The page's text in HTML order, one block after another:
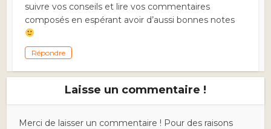
suivre vos conseils et lire vos commentaires
composés en espérant avoir d’aussi bonnes notes
Répondre
Laisse un commentaire !
Merci de laisser un commentaire ! Pour des raisons